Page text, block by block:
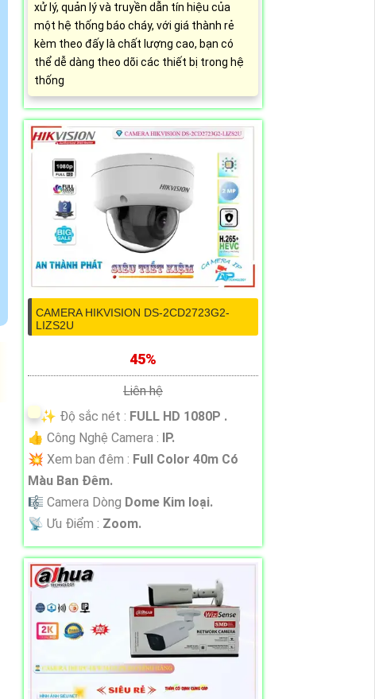
xử lý, quản lý và truyền dẫn tín hiệu của
một hệ thống báo cháy, với giá thành rẻ
kèm theo đấy là chất lượng cao, bạn có
thể dễ dàng theo dõi các thiết bị trong hệ
thống
CAMERA HIKVISION DS-2CD2723G2-
LIZS2U
45%
Liên hệ
✨ Độ sắc nét : FULL HD 1080P .
👍 Công Nghệ Camera : IP.
💥 Xem ban đêm : Full Color 40m Có
Màu Ban Ðêm.
🎼️ Camera Dòng Dome Kim loại.
️📡 Ưu Điểm : Zoom.